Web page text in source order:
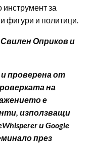
инструмент за
фигури и политици.
Оприков и
и проверена от
на
е
използващи
и Google
през